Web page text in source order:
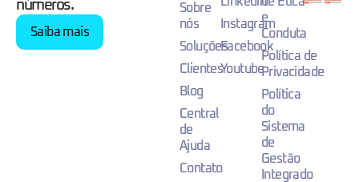
números.
Saiba mais
Sobre
nós
Soluções
Clientes
Blog
Central
de
Ajuda
Contato
Instagram
Facebook
Youtube
e
Conduta
Política de
Privacidade
Política
do
Sistema
de
Gestão
Integrado